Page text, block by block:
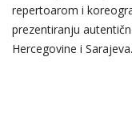
repertoarom i
prezentiranju
Hercegovine i Sarajeva.